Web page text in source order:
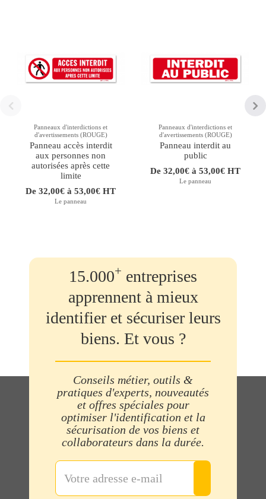
Panneaux d'interdictions et
d'avertissements (ROUGE)
Panneau accès interdit
aux personnes non
autorisées après cette
limite
De 32,00€ à 53,00€ HT
Le panneau
Panneaux d'interdictions et
d'avertissements (ROUGE)
Panneau interdit au
public
De 32,00€ à 53,00€ HT
Le panneau
15.000+ entreprises
apprennent à mieux
identifier et sécuriser leurs
biens. Et vous ?
Conseils métier, outils &
pratiques d'experts, nouveautés
et offres spéciales pour
optimiser l'identification et la
sécurisation de vos biens et
collaborateurs dans la durée.